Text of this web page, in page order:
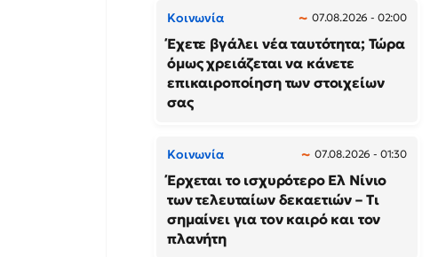
Κοινωνία 07.08.2026 - 02:00
Έχετε βγάλει νέα ταυτότητα; Τώρα
όμως χρειάζεται να κάνετε
επικαιροποίηση των στοιχείων
σας
Κοινωνία 07.08.2026 - 01:30
Έρχεται το ισχυρότερο Ελ Νίνιο
των τελευταίων δεκαετιών – Τι
σημαίνει για τον καιρό και τον
πλανήτη